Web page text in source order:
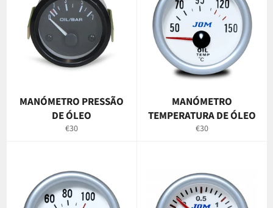
MANÓMETRO PRESSÃO
DE ÓLEO
Preço
€30
MANÓMETRO
TEMPERATURA DE ÓLEO
Preço
€30